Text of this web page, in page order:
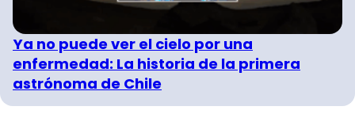
Ya no puede ver el cielo por una
enfermedad: La historia de la primera
astrónoma de Chile